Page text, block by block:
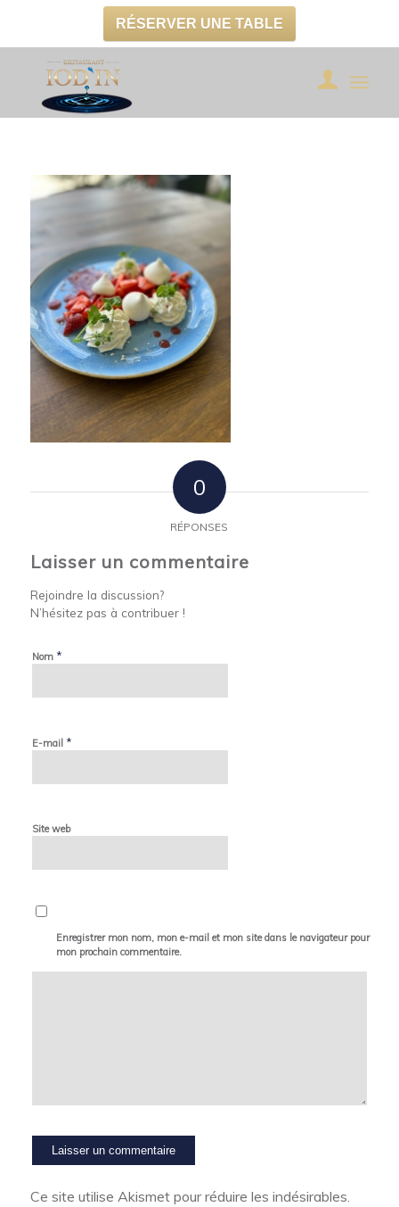
RÉSERVER UNE TABLE
0
RÉPONSES
Laisser un commentaire
Rejoindre la discussion?
N’hésitez pas à contribuer !
Nom *
E-mail *
Site web
Enregistrer mon nom, mon e-mail et mon site dans le navigateur pour
mon prochain commentaire.
Ce site utilise Akismet pour réduire les indésirables.